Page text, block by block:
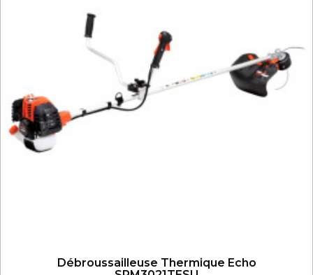
Débroussailleuse Thermique Echo